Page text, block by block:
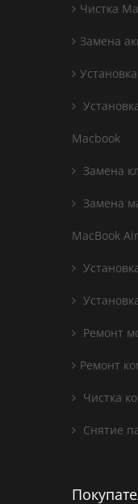
Чистка
Замена
Macbook
Замена
Замена
MacBook Air
Ремонт
Ремонт
Чистка
Снятие